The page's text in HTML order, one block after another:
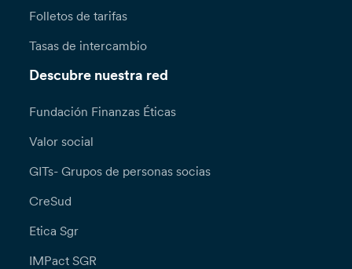
Folletos de tarifas
Tasas de intercambio
Descubre nuestra red
Fundación Finanzas Éticas
Valor social
GITs- Grupos de personas socias
CreSud
Etica Sgr
IMPact SGR